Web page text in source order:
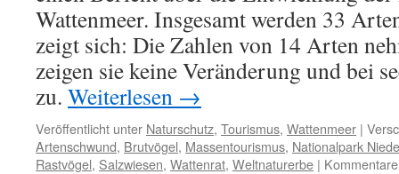
Wattenmeer. Insgesamt werden 33
zeigt sich: Die Zahlen von 14 Arten
zeigen sie keine Veränderung und bei
zu. Weiterlesen →
Veröffentlicht unter Naturschutz, Tourismus, Wattenmeer |
Artenschwund, Brutvögel, Massentourismus, Nationalpark
Rastvögel, Salzwiesen, Wattenrat, Weltnaturerbe |